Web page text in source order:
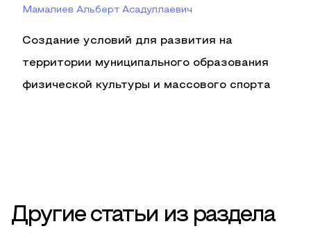
Мамалиев Альберт Асадуллаевич
Создание условий для развития на
территории муниципального образования
физической культуры и массового спорта
Другие статьи из раздела